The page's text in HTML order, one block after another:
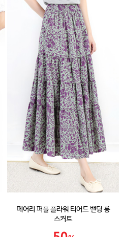
페어리 퍼플 플라워 티어드 밴딩 롱
스커트